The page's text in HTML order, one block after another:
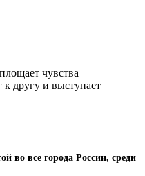
чувства
другу и выступает
во все города России, среди